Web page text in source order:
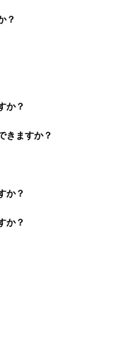
？
か？
きますか？
か？
か？